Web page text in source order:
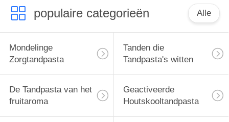
Mondelinge
Zorgtandenborstels
88
populaire categorieën Alle
Mondelinge
Zorgtandpasta
Tanden die
Tandpasta's witten
De Tandpasta van het
fruitaroma
Geactiveerde
Houtskooltandpasta